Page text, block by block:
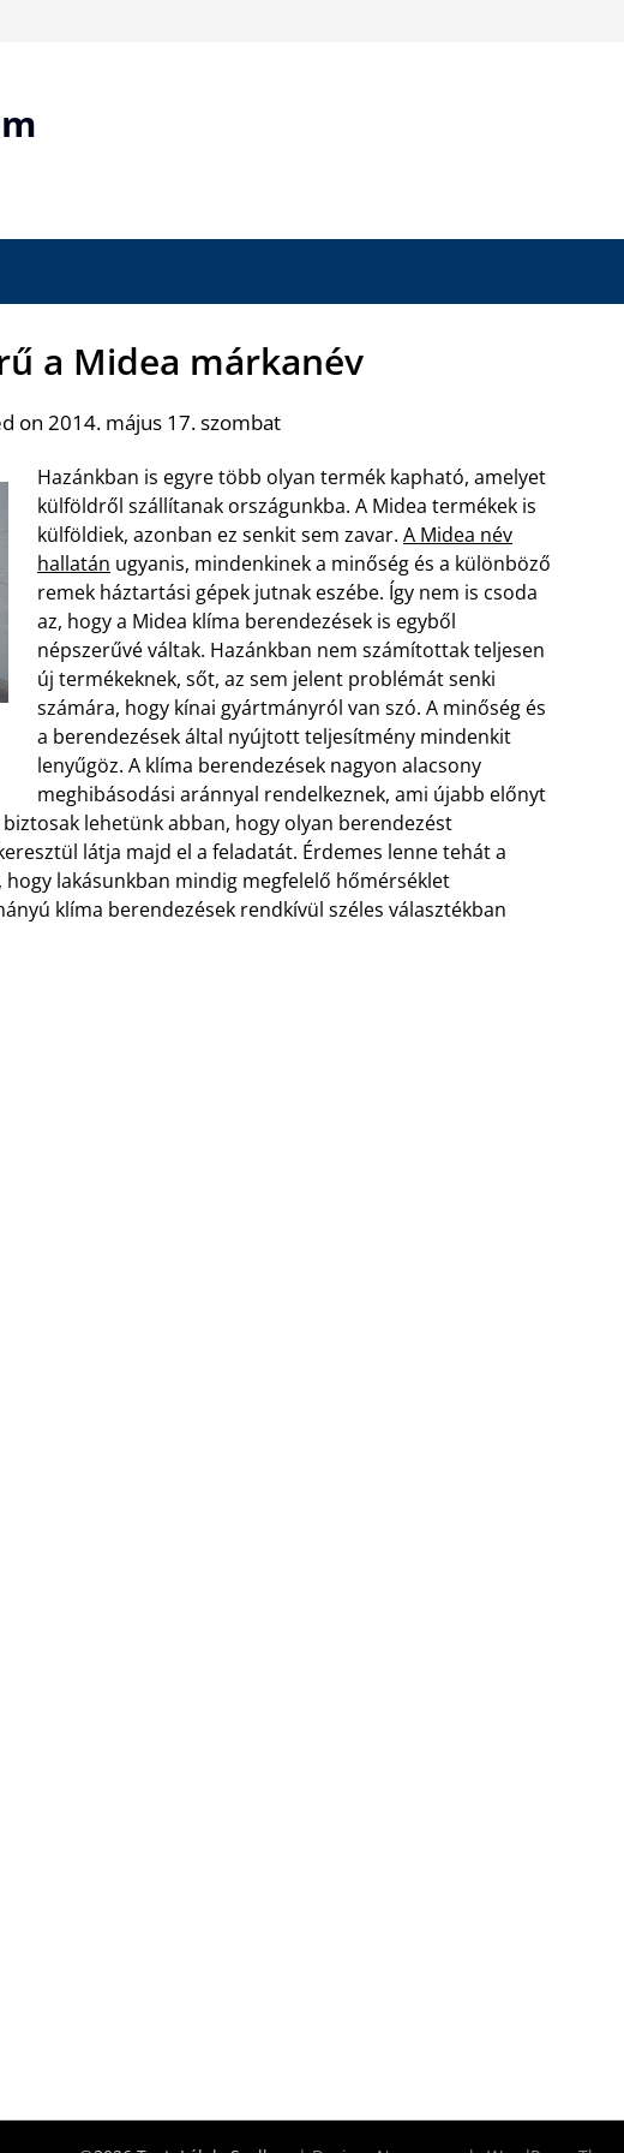
a Midea márkanév
on 2014. május 17. szombat
Hazánkban is egyre több olyan termék kapható, amelyet
külföldről szállítanak országunkba. A Midea termékek is
külföldiek, azonban ez senkit sem zavar. A Midea név
hallatán ugyanis, mindenkinek a minőség és a különböző
remek háztartási gépek jutnak eszébe. Így nem is csoda
az, hogy a Midea klíma berendezések is egyből
népszerűvé váltak. Hazánkban nem számítottak teljesen
új termékeknek, sőt, az sem jelent problémát senki
számára, hogy kínai gyártmányról van szó. A minőség és
a berendezések által nyújtott teljesítmény mindenkit
lenyűgöz. A klíma berendezések nagyon alacsony
meghibásodási aránnyal rendelkeznek, ami újabb előnyt
lehetünk abban, hogy olyan berendezést
látja majd el a feladatát. Érdemes lenne tehát a
lakásunkban mindig megfelelő hőmérséklet
klíma berendezések rendkívül széles választékban